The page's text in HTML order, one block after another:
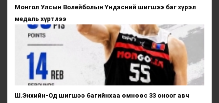
Монгол Улсын Волейболын Үндэсний шигшээ баг хүрэл
медаль хүртлээ
Ш.Энхийн-Од шигшээ багийнхаа өмнөөс 33 оноог авч